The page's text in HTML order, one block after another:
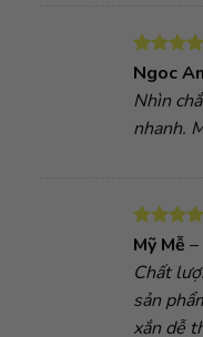
Được
hạng
sao
Ngoc
Nhìn
nhanh.
Được
hạng
sao
Mỹ Mễ –
Chất
sản
xắn dễ